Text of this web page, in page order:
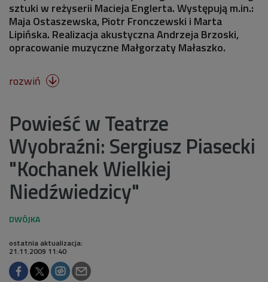
sztuki w reżyserii Macieja Englerta. Występują m.in.:
Maja Ostaszewska, Piotr Fronczewski i Marta
Lipińska. Realizacja akustyczna Andrzeja Brzoski,
opracowanie muzyczne Małgorzaty Małaszko.
rozwiń 
Powieść w Teatrze
Wyobraźni: Sergiusz Piasecki
"Kochanek Wielkiej
Niedźwiedzicy"
ostatnia aktualizacja:
21.11.2009 11:40